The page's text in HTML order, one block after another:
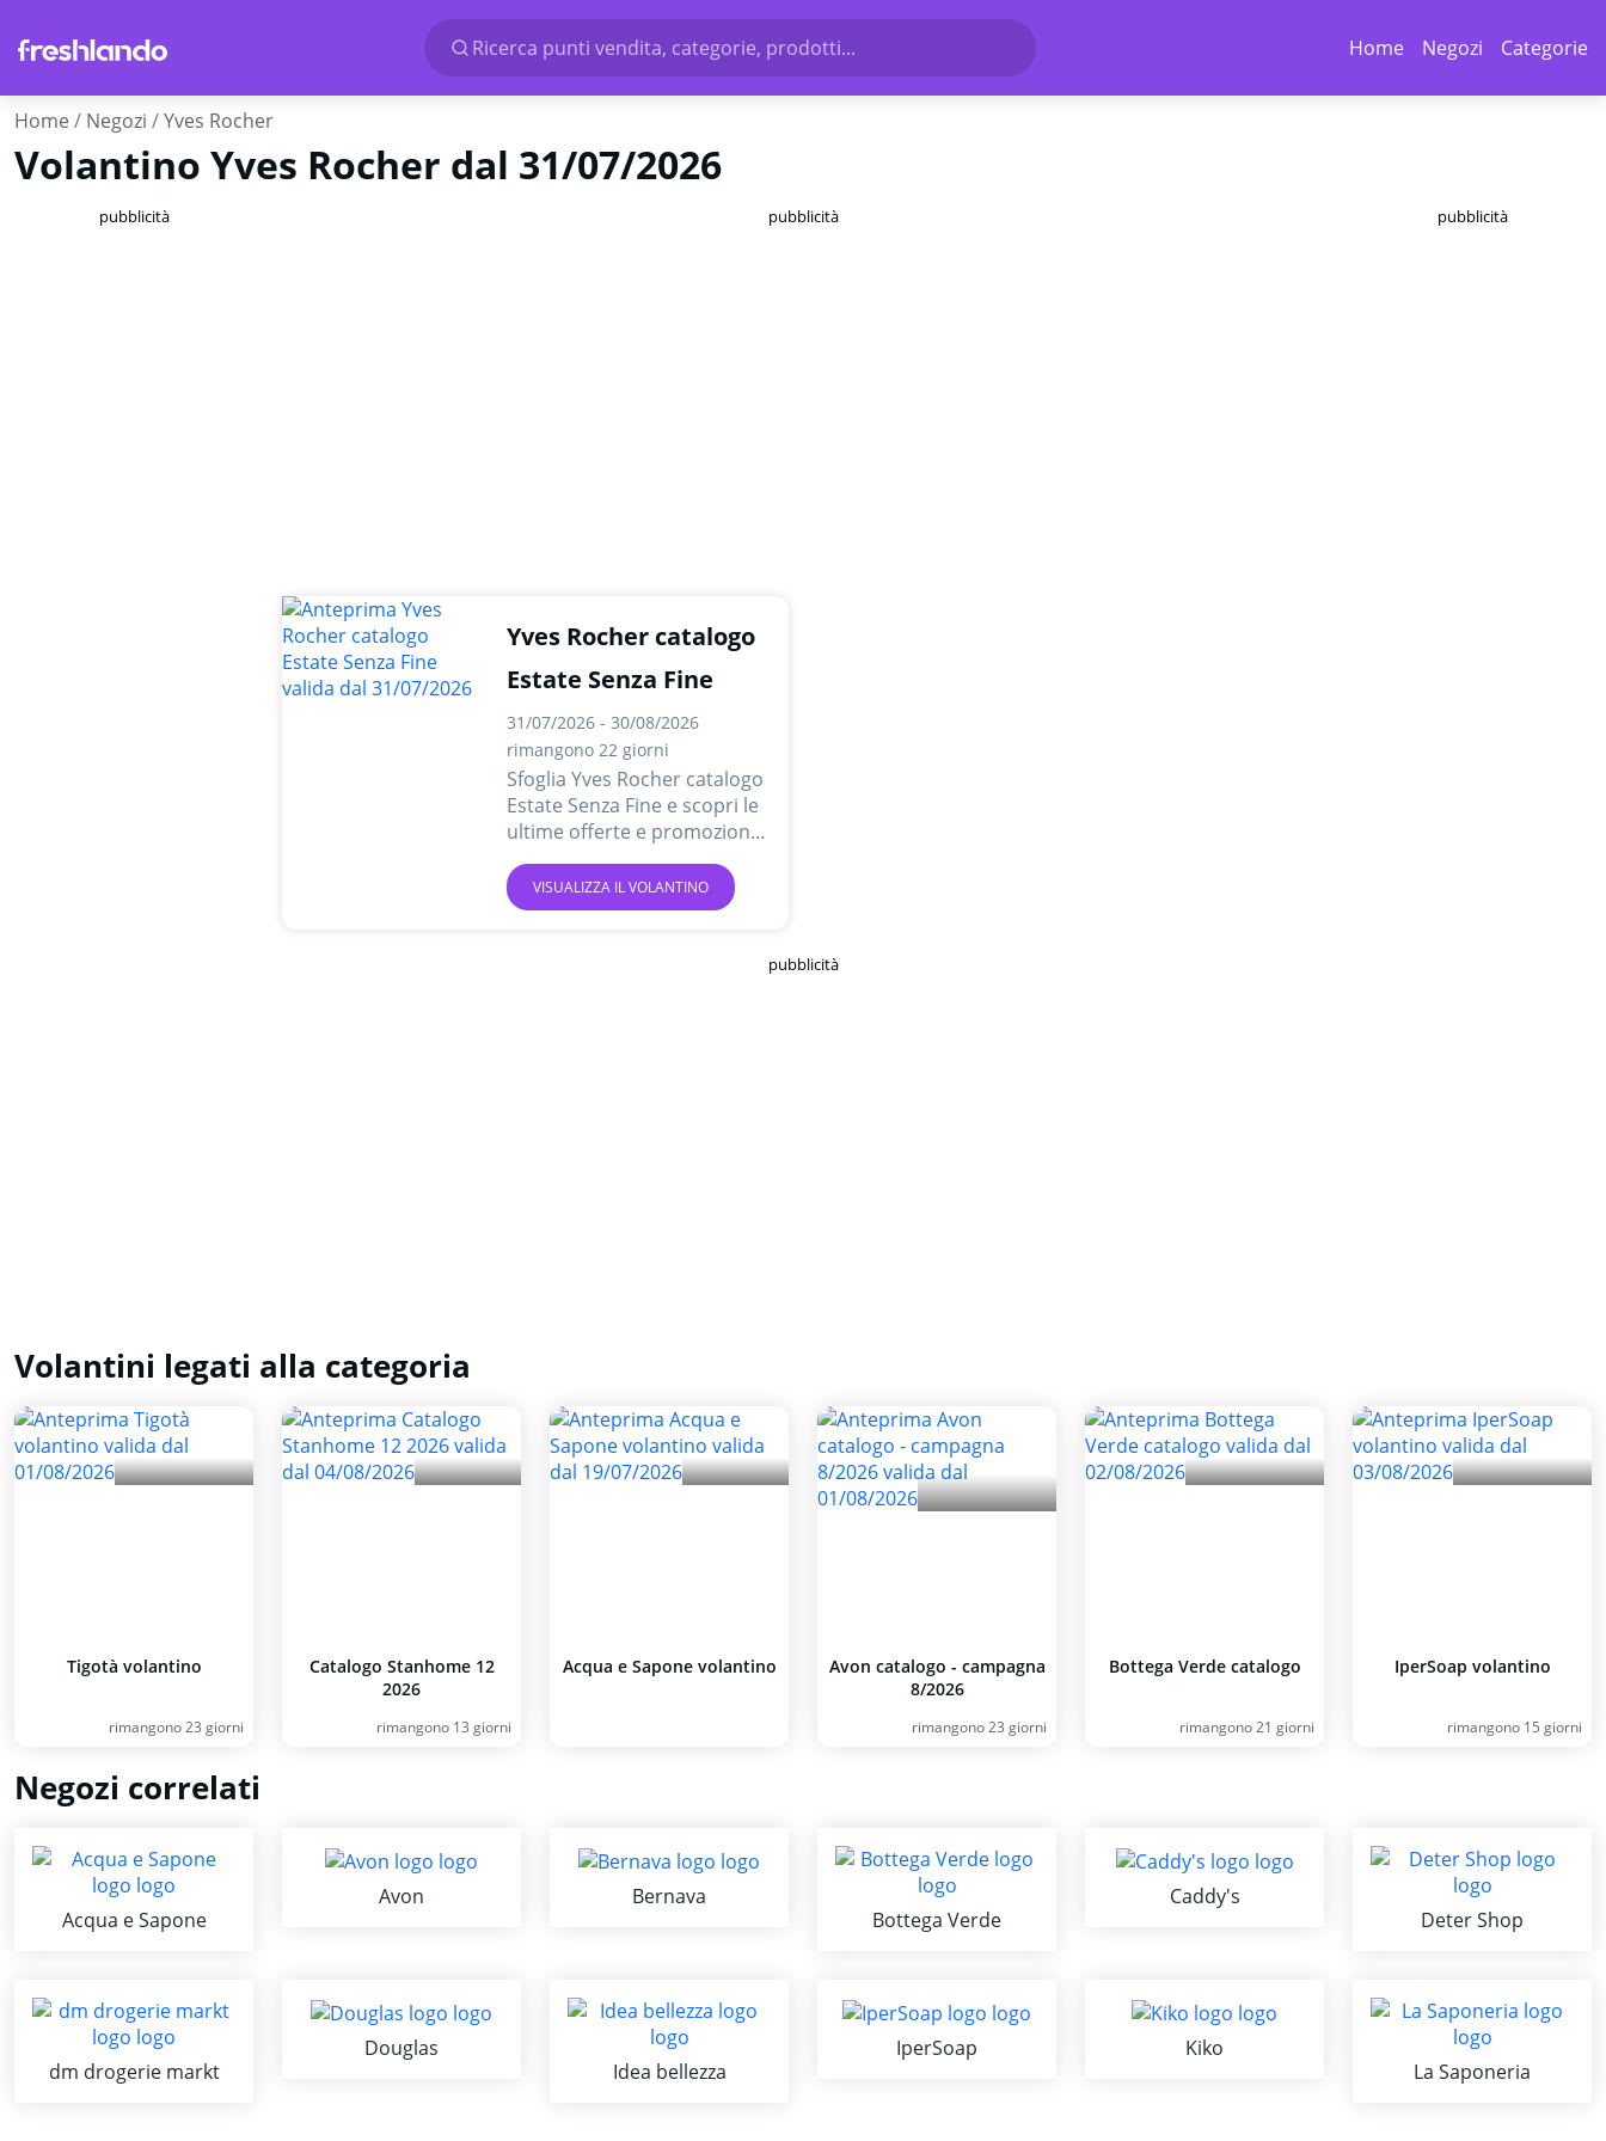
Ricerca punti vendita, categorie, prodotti... Home Negozi Categorie
Home Negozi Yves Rocher
Volantino Yves Rocher dal 31/07/2026
pubblicità pubblicità
Yves Rocher catalogo
Estate Senza Fine
31/07/2026 - 30/08/2026
rimangono 22 giorni
Sfoglia Yves Rocher catalogo
Estate Senza Fine e scopri le
ultime offerte e promozioni
online.
VISUALIZZA IL VOLANTINO
pubblicità
pubblicità
Volantini legati alla categoria
Tigotà volantino
rimangono 23 giorni
Catalogo Stanhome 12
2026
rimangono 13 giorni
Acqua e Sapone volantino
Avon catalogo - campagna
8/2026
rimangono 23 giorni
Bottega Verde catalogo
rimangono 21 giorni
IperSoap volantino
rimangono 15 giorni
Negozi correlati
Acqua e Sapone
Avon
Bernava
Bottega Verde
Caddy's
Deter Shop
dm drogerie markt
Douglas
Idea bellezza
IperSoap
Kiko
La Saponeria